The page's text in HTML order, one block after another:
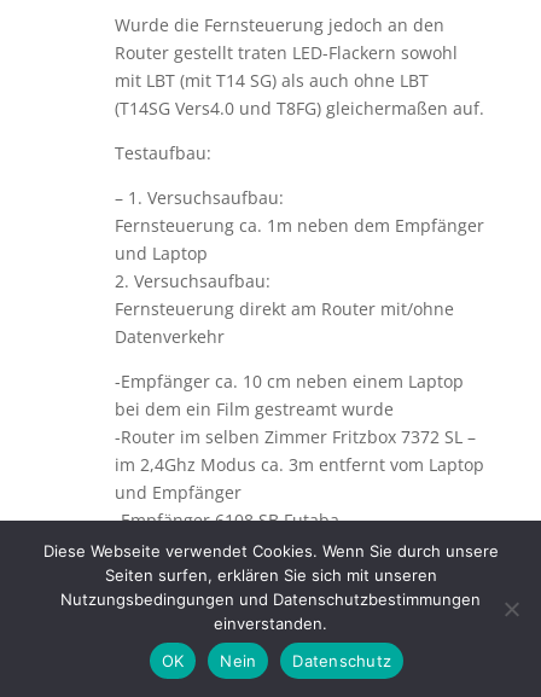
Wurde die Fernsteuerung jedoch an den
Router gestellt traten LED-Flackern sowohl
mit LBT (mit T14 SG) als auch ohne LBT
(T14SG Vers4.0 und T8FG) gleichermaßen auf.
Testaufbau:
– 1. Versuchsaufbau:
Fernsteuerung ca. 1m neben dem Empfänger
und Laptop
2. Versuchsaufbau:
Fernsteuerung direkt am Router mit/ohne
Datenverkehr
-Empfänger ca. 10 cm neben einem Laptop
bei dem ein Film gestreamt wurde
-Router im selben Zimmer Fritzbox 7372 SL –
im 2,4Ghz Modus ca. 3m entfernt vom Laptop
und Empfänger
-Empfänger 6108 SB Futaba
– Fernsteuerung T14SG (Vers. 7.0 und 4.0
ohne LBT) + T8FG (2.1)
-W-Lanumgebung: 2 starke W-Lans und 4
weitere eher Schwach
Ich frage mich nun welche Schlüsse ich
Diese Webseite verwendet Cookies. Wenn Sie durch unsere
Seiten surfen, erklären Sie sich mit unseren
Nutzungsbedingungen und Datenschutzbestimmungen
einverstanden.
OK
Nein Datenschutz